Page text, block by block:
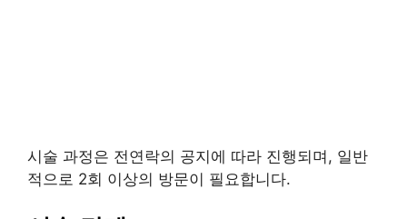
시술 과정은 전연락의 공지에 따라 진행되며, 일반
적으로 2회 이상의 방문이 필요합니다.